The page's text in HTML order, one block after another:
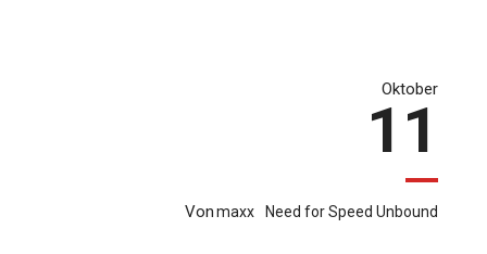
Oktober
11
Vonmaxx Need for Speed Unbound